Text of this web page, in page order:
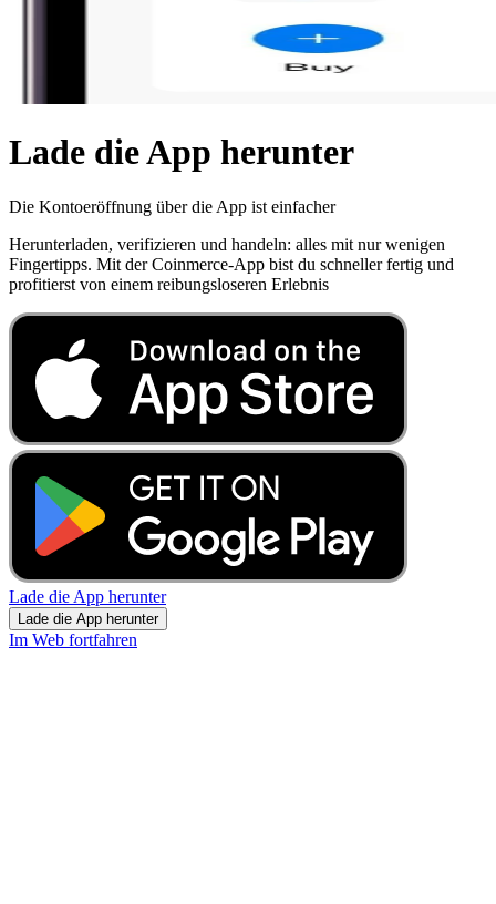
Lade die App herunter
Die Kontoeröffnung über die App ist einfacher
Herunterladen, verifizieren und handeln: alles mit nur wenigen
Fingertipps. Mit der Coinmerce-App bist du schneller fertig und
profitierst von einem reibungsloseren Erlebnis
Lade die App herunter
Lade die App herunter
Im Web fortfahren